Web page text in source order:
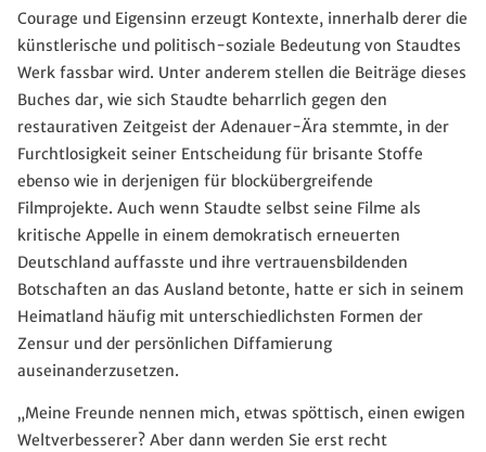
Courage und Eigensinn erzeugt Kontexte, innerhalb derer die
künstlerische und politisch-soziale Bedeutung von Staudtes
Werk fassbar wird. Unter anderem stellen die Beiträge dieses
Buches dar, wie sich Staudte beharrlich gegen den
restaurativen Zeitgeist der Adenauer-Ära stemmte, in der
Furchtlosigkeit seiner Entscheidung für brisante Stoffe
ebenso wie in derjenigen für blockübergreifende
Filmprojekte. Auch wenn Staudte selbst seine Filme als
kritische Appelle in einem demokratisch erneuerten
Deutschland auffasste und ihre vertrauensbildenden
Botschaften an das Ausland betonte, hatte er sich in seinem
Heimatland häufig mit unterschiedlichsten Formen der
Zensur und der persönlichen Diffamierung
auseinanderzusetzen.
„Meine Freunde nennen mich, etwas spöttisch, einen ewigen
Weltverbesserer? Aber dann werden Sie erst recht